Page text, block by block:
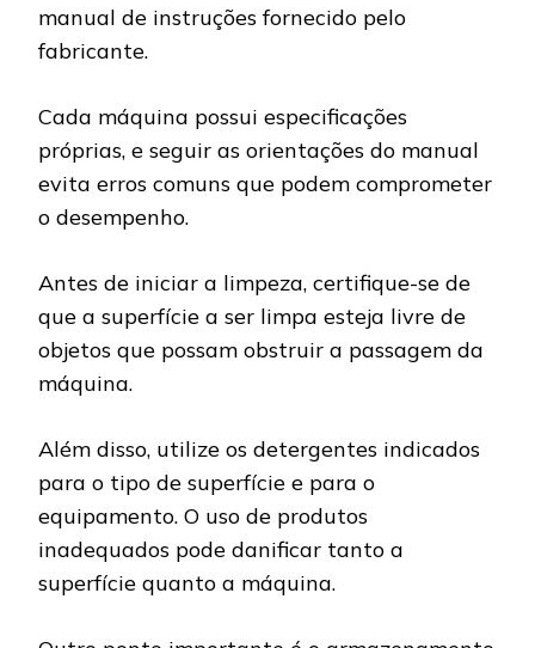
manual de instruções fornecido pelo
fabricante.
Cada máquina possui especificações
próprias, e seguir as orientações do manual
evita erros comuns que podem comprometer
o desempenho.
Antes de iniciar a limpeza, certifique-se de
que a superfície a ser limpa esteja livre de
objetos que possam obstruir a passagem da
máquina.
Além disso, utilize os detergentes indicados
para o tipo de superfície e para o
equipamento. O uso de produtos
inadequados pode danificar tanto a
superfície quanto a máquina.